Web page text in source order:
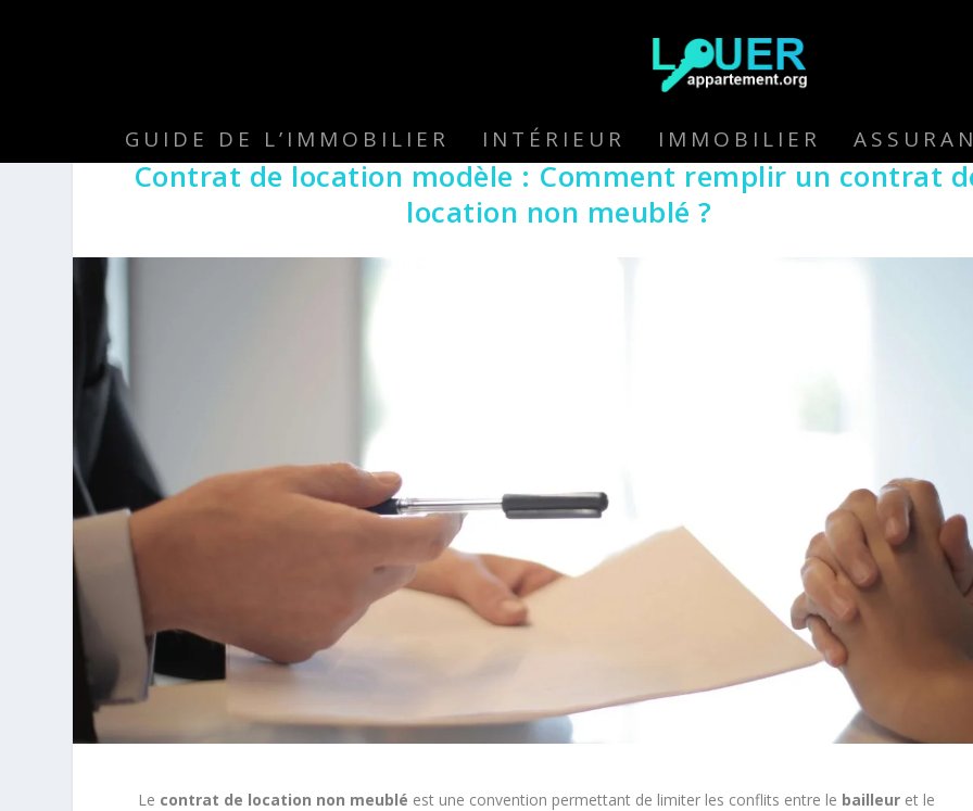
GUIDE DE L’IMMOBILIER INTÉRIEUR IMMOBILIER
Contrat de location modèle : Comment remplir un contrat
location non meublé ?
Le contrat de location non meublé est une convention permettant de limiter les conflits entre le bailleur et le